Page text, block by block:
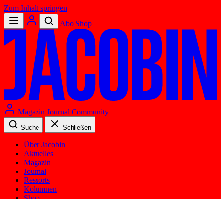
Zum Inhalt springen
Abo Shop
Magazin Journal Community
Suche Schließen
Über Jacobin
Aktuelles
Magazin
Journal
Ressorts
Kolumnen